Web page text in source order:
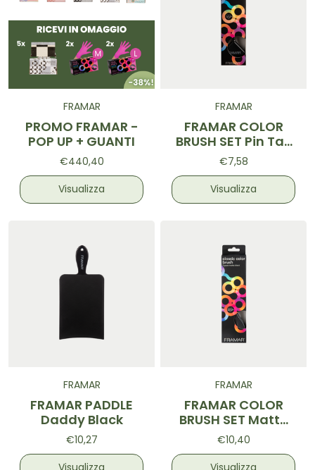
FRAMAR
PROMO FRAMAR -
POP UP + GUANTI
€440,40
Visualizza
FRAMAR
FRAMAR COLOR
BRUSH SET Pin Tail
Black 1p
€7,58
Visualizza
FRAMAR
FRAMAR PADDLE
Daddy Black
€10,27
Visualizza
FRAMAR
FRAMAR COLOR
BRUSH SET Matte
Black
€10,40
Visualizza